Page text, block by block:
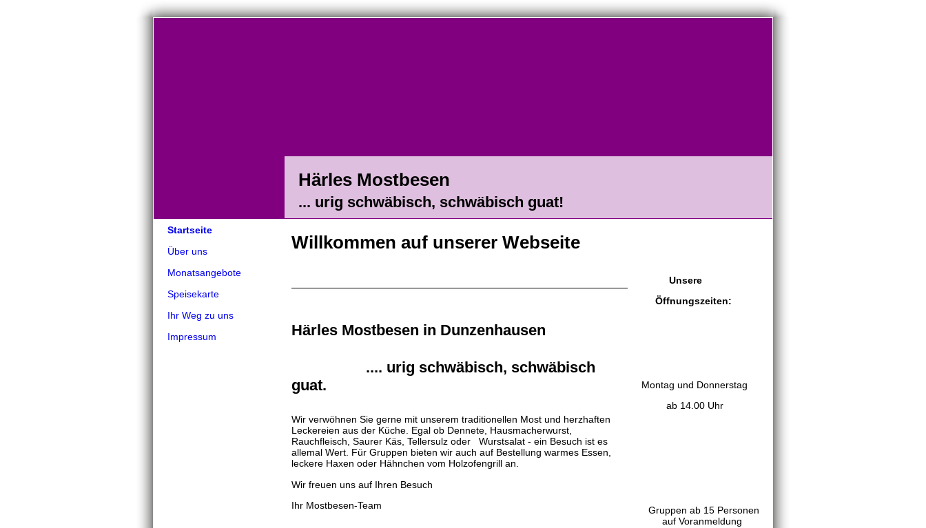
Härles Mostbesen
... urig schwäbisch, schwäbisch guat!
Startseite
Über uns
Monatsangebote
Speisekarte
Ihr Weg zu uns
Impressum
Willkommen auf unserer Webseite
Härles Mostbesen in Dunzenhausen
.... urig schwäbisch, schwäbisch
guat.
Wir verwöhnen Sie gerne mit unserem traditionellen Most und herzhaften
Leckereien aus der Küche. Egal ob Dennete, Hausmacherwurst,
Rauchfleisch, Saurer Käs, Tellersulz oder Wurstsalat - ein Besuch ist es
allemal Wert. Für Gruppen bieten wir auch auf Bestellung warmes Essen,
leckere Haxen oder Hähnchen vom Holzofengrill an.
Wir freuen uns auf Ihren Besuch
Ihr Mostbesen-Team
Unsere
Öffnungszeiten:
Montag und Donnerstag
ab 14.00 Uhr
Gruppen ab 15 Personen
auf Voranmeldung